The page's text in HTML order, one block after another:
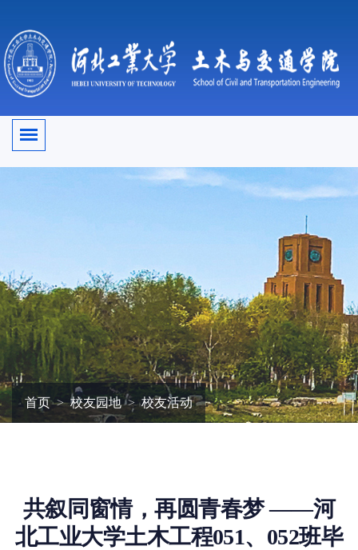
首页 校友园地 校友活动
共叙同窗情，再圆青春梦 ——河
北工业大学土木工程051、052班毕